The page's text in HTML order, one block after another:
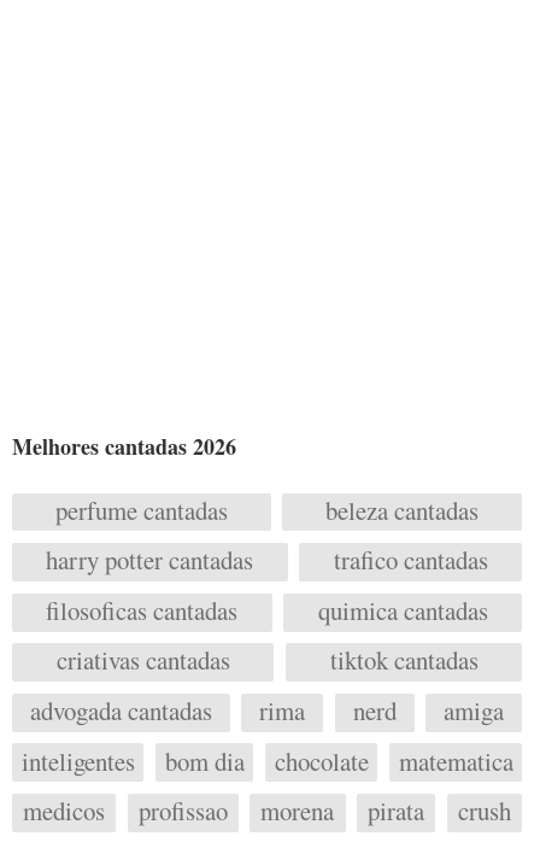
Melhores cantadas 2026
perfume cantadas
beleza cantadas
harry potter cantadas
trafico cantadas
filosoficas cantadas
quimica cantadas
criativas cantadas
tiktok cantadas
advogada cantadas
rima nerd
amiga
inteligentes
bom dia chocolate
matematica
medicos
profissao morena pirata crush